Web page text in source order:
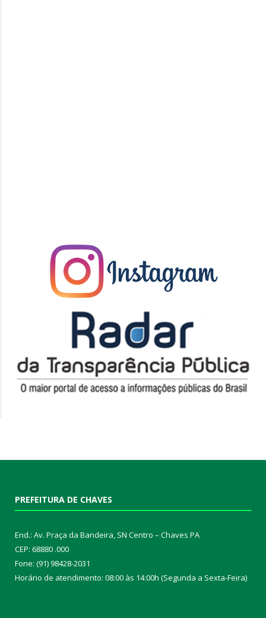
PREFEITURA DE CHAVES
End.: Av. Praça da Bandeira, SN Centro – Chaves PA
CEP: 68880 .000
Fone: (91) 98428-2031
Horário de atendimento: 08:00 às 14:00h (Segunda a Sexta-Feira)